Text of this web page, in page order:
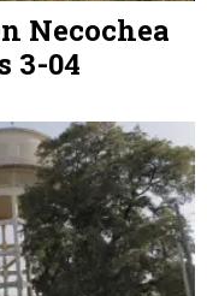
Necochea
3-04